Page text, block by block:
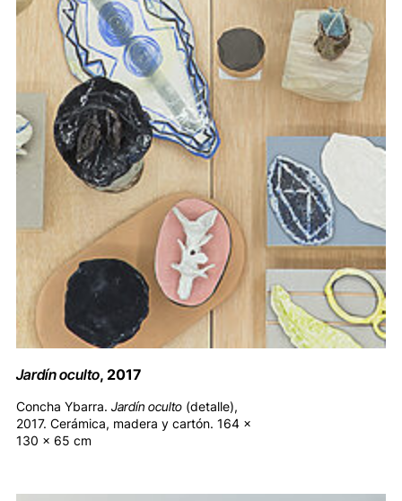
Jardín oculto, 2017
Concha Ybarra. Jardín oculto (detalle),
2017. Cerámica, madera y cartón. 164 x
130 x 65 cm